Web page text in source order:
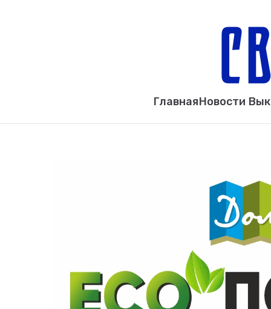
ГлавнаяНовости